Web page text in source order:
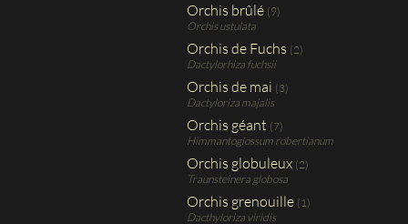
Orchis brûlé (9)
Orchis ustulata
Orchis de Fuchs (2)
Dactylorhiza fuchsii
Orchis de mai (3)
Dactyloriza majalis
Orchis géant (7)
Himmantoglossum robertianum
Orchis globuleux (2)
Traunsteinera globosa
Orchis grenouille (1)
Dacthyloriza viridis